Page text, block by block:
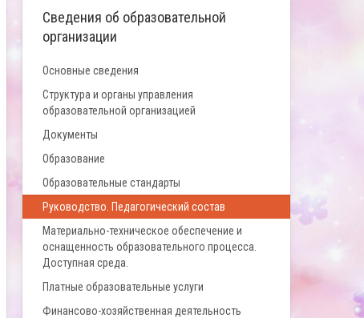
Сведения об образовательной
организации
Основные сведения
Структура и органы управления
образовательной организацией
Документы
Образование
Образовательные стандарты
Руководство. Педагогический состав
Материально-техническое обеспечение и
оснащенность образовательного процесса.
Доступная среда.
Платные образовательные услуги
Финансово-хозяйственная деятельность